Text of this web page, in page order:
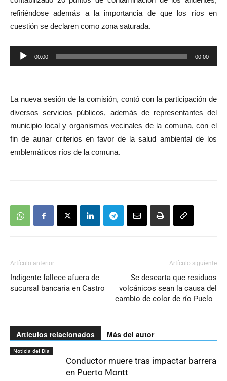
refiriéndose además a la importancia de que los ríos en
cuestión se declaren como zona saturada.
Reproductor
de
00:00 00:00
La nueva sesión de la comisión, contó con la participación de
diversos servicios públicos, además de representantes del
municipio local y organismos vecinales de la comuna, con el
fin de aunar criterios en favor de la salud ambiental de los
emblemáticos ríos de la comuna.
Artículo anterior
Indigente fallece afuera de
sucursal bancaria en Castro
Artículo siguiente
Se descarta que residuos
volcánicos sean la causa del
cambio de color de río Puelo
Artículos relacionados Más del autor
Noticia del Día
Conductor muere tras impactar barrera
en Puerto Montt